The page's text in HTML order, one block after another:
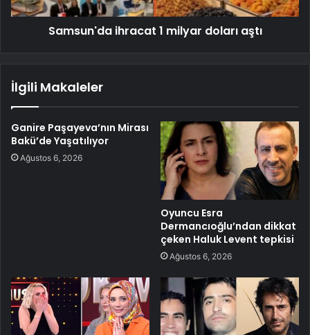
Samsun'da ihracat 1 milyar doları aştı
İlgili Makaleler
Ganire Paşayeva’nın Mirası
Bakü’de Yaşatılıyor
Ağustos 6, 2026
Oyuncu Esra
Dermancıoğlu’ndan dikkat
çeken Haluk Levent tepkisi
Ağustos 6, 2026